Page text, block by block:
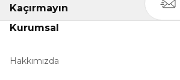
Kaçırmayın
Kurumsal
Hakkımızda